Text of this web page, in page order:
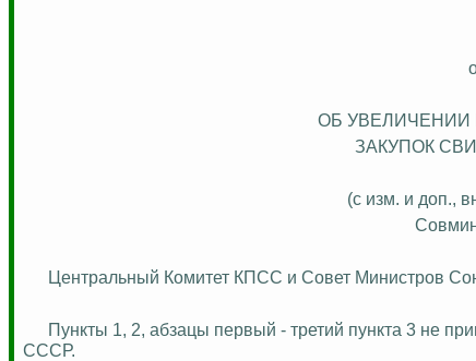
ОБ УВЕЛИЧЕНИИ
ЗАКУПОК
(с изм. и доп.,
Центральный Комитет КПСС и Совет Министров
Пункты 1, 2, абзацы первый - третий пункта 3 не
СССР.